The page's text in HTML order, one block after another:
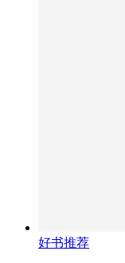
好书推荐